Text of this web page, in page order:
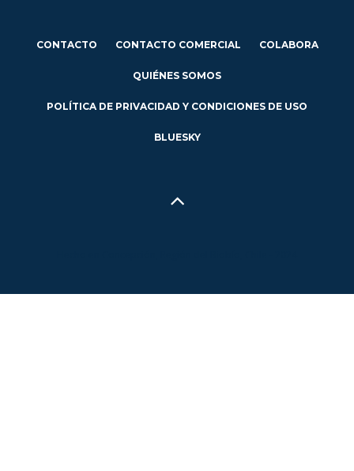
CONTACTO CONTACTO COMERCIAL COLABORA
QUIÉNES SOMOS
POLÍTICA DE PRIVACIDAD Y CONDICIONES DE USO
BLUESKY